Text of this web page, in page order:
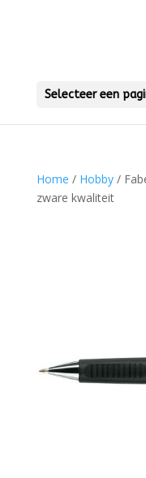
Selecteer een
Home / Hobby/
zware kwaliteit